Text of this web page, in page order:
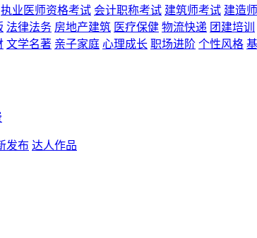
执业医师资格考试 会计职称考试 建筑师考试 建造
法律法务 房地产建筑 医疗保健 物流快递 团建培训
文学名著 亲子家庭 心理成长 职场进阶 个性风格
发布 达人作品